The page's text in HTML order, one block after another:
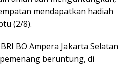
mendapatkan hadiah
(2/8).
BO Ampera Jakarta Selatan
beruntung, di